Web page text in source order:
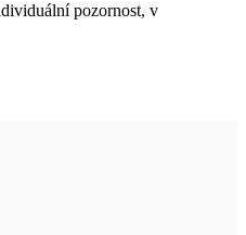
pozornost, v